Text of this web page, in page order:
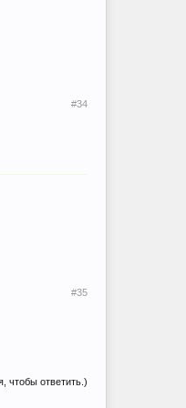
#34
#35
чтобы ответить.)